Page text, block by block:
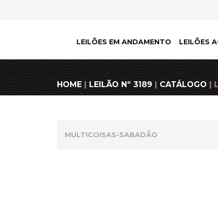
LEILÕES EM ANDAMENTO LEILÕES
HOME | LEILÃO Nº 3189 | CATÁLOGO |
MULTICOISAS-SABADÃO